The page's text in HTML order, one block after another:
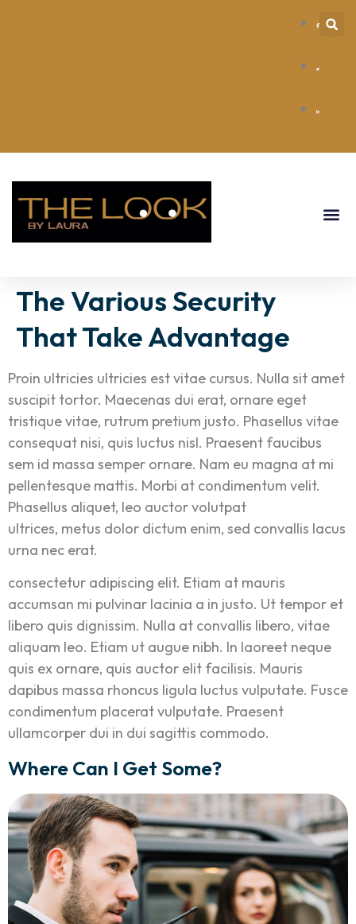
The Various Security
That Take Advantage
Proin ultricies ultricies est vitae cursus. Nulla sit amet
suscipit tortor. Maecenas dui erat, ornare eget
tristique vitae, rutrum pretium justo. Phasellus vitae
consequat nisi, quis luctus nisl. Praesent faucibus
sem id massa semper ornare. Nam eu magna at mi
pellentesque mattis. Morbi at condimentum velit.
Phasellus aliquet, leo auctor volutpat
ultrices, metus dolor dictum enim, sed convallis lacus
urna nec erat.
consectetur adipiscing elit. Etiam at mauris
accumsan mi pulvinar lacinia a in justo. Ut tempor et
libero quis dignissim. Nulla at convallis libero, vitae
aliquam leo. Etiam ut augue nibh. In laoreet neque
quis ex ornare, quis auctor elit facilisis. Mauris
dapibus massa rhoncus ligula luctus vulputate. Fusce
condimentum placerat vulputate. Praesent
ullamcorper dui in dui sagittis commodo.
Where Can I Get Some?